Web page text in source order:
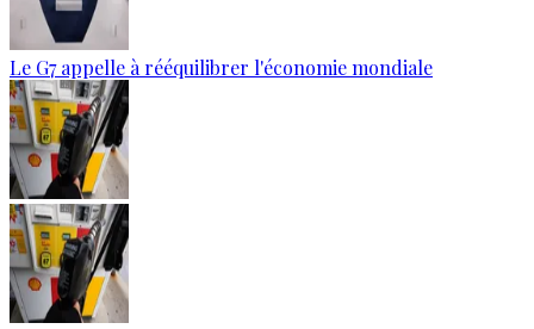
Le G7 appelle à rééquilibrer l'économie mondiale